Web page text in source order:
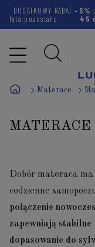
DODATKOWY RABAT -5%
lata pozostało
45
Materace
MATERACE
Dobór materaca ma
codzienne
połączenie
zapewniają
dopasowanie do